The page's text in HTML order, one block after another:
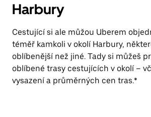
Harbury
Cestující si ale můžou Uberem
téměř kamkoli v okolí Harbury,
oblíbenější než jiné. Tady si můžeš
oblíbené trasy cestujících v okolí –
vysazení a průměrných cen tras.*